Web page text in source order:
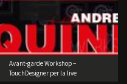
Avant-garde Workshop –
TouchDesigner per la live